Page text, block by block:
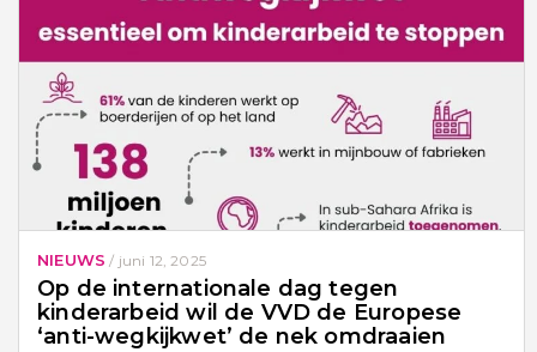
NIEUWS / juni 12, 2025
Op de internationale dag tegen
kinderarbeid wil de VVD de Europese
‘anti-wegkijkwet’ de nek omdraaien